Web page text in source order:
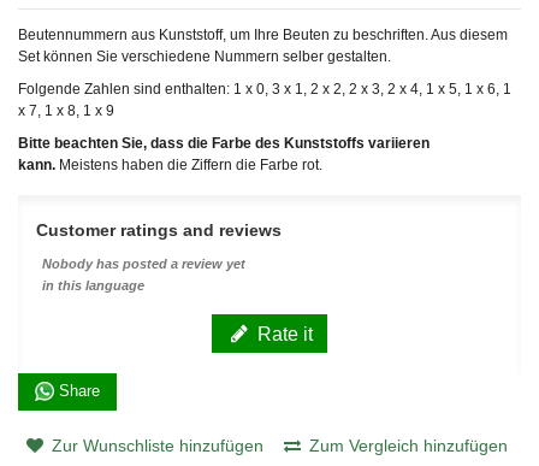
Beutennummern aus Kunststoff, um Ihre Beuten zu beschriften. Aus diesem
Set können Sie verschiedene Nummern selber gestalten.
Folgende Zahlen sind enthalten: 1 x 0, 3 x 1, 2 x 2, 2 x 3, 2 x 4, 1 x 5, 1 x 6, 1
x 7, 1 x 8, 1 x 9
Bitte beachten Sie, dass die Farbe des Kunststoffs variieren
kann. Meistens haben die Ziffern die Farbe rot.
Customer ratings and reviews
Nobody has posted a review yet
in this language
Rate it
Share
Zur Wunschliste hinzufügen
Zum Vergleich hinzufügen